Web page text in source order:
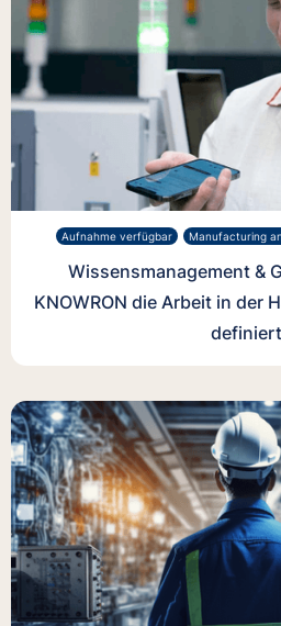
Aufnahme verfügbar Manufacturing
Wissensmanagement &
KNOWRON die Arbeit in der
definiert